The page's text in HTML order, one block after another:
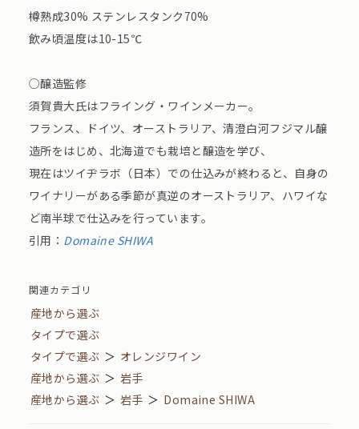
樽熟成30% ステンレスタンク70%
飲み頃温度は10-15℃
○醸造監修
須賀貴大氏はフライング・ワインメーカー。
フランス、ドイツ、オーストラリア、清澄白河フジマル醸
造所をはじめ、北海道でも栽培と醸造を学び、
現在はツイヂラボ（日本）での仕込みが終わると、自身の
ワイナリーがある季節が真逆のオーストラリア、ハワイな
ど南半球で仕込みを行っています。
引用： Domaine SHIWA
関連カテゴリ
産地から選ぶ
タイプで選ぶ
タイプで選ぶ ＞ オレンジワイン
産地から選ぶ ＞ 岩手
産地から選ぶ ＞ 岩手 ＞ Domaine SHIWA